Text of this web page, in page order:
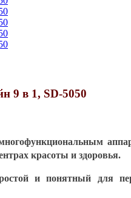
9 в 1, SD-5050
красоты и здоровья.
и понятный для